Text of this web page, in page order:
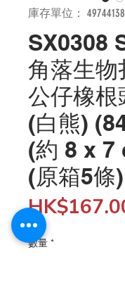
庫存單位：
SX0308
角落生物
公仔橡根
(白熊)
(約 8 x 7
(原箱5條)
數量 *